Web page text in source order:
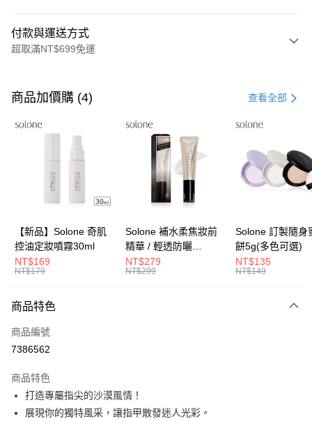
付款與運送方式
超取滿NT$699免運
信用卡一次付款
超商取貨付款
Apple Pay
悠遊付
Google Pay
全盈+PAY
大哥付你分期
【大哥付你分期使用說明】
1.本服務由台灣大哥大提供，台灣大哥大用戶可立即使用無須另外申請。
流程，驗證手機門號後，選擇欲分期的期數、繳款截止日，確認付款後即完
成交易。
3.實際核准額度、可分期數及費用金額請依後續交易確認頁面所載為準。
4.訂單成立30分鐘內，如未前往確認交易或遇審核未通過，訂單將自動取
AFTEE先享後付
【關於「AFTEE先享後付」】
AFTEE先享後付是「在收到商品之後才付款」的支付方式。 讓您購物簡單
便利好安心！
１．簡單：不需註冊會員、不需綁卡、不需儲值。
ATM付款
商品加價購 (4) 查看全部
【新品】Solone 奇肌
控油定妝噴霧30ml
NT$169
NT$179
Solone 補水柔焦妝前
精華 / 輕透防曬
SPF40★★★★(30ml)
NT$279
NT$299
Solone 訂製隨身
餅5g(多色可選)
NT$135
NT$149
商品特色
商品編號
7386562
商品特色
打造專屬指尖的沙漠風情！
展現你的獨特風采，讓指甲散發迷人光彩。